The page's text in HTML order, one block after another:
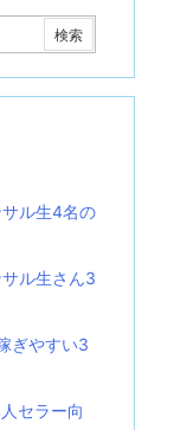
ル生4名の
ル生さん3
ぎやすい3
セラー向